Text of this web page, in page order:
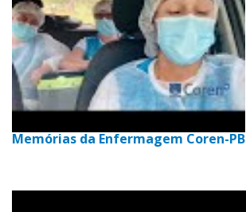
Memórias da Enfermagem Coren-PB